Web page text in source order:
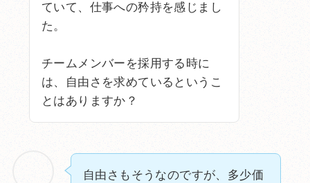
ていて、仕事への矜持を感じまし
た。
チームメンバーを採用する時に
は、自由さを求めているというこ
とはありますか？
自由さもそうなのですが、多少価